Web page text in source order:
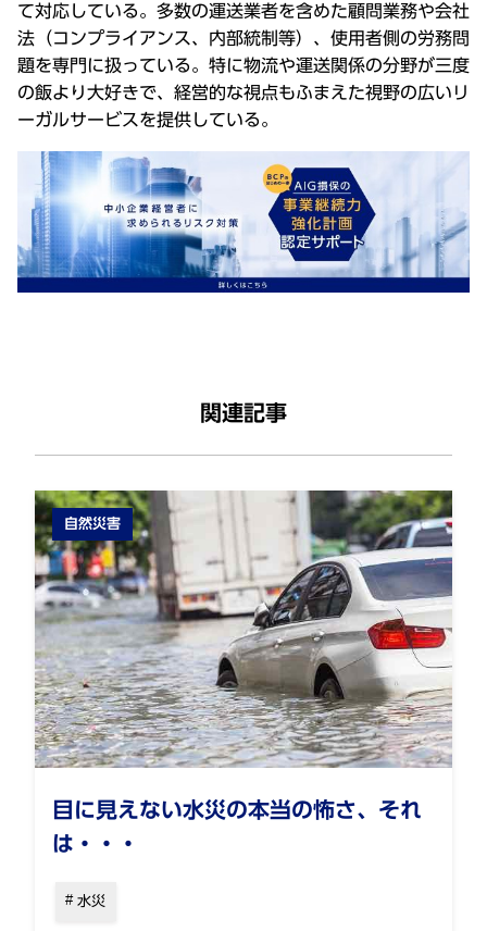
て対応している。多数の運送業者を含めた顧問業務や会社
法（コンプライアンス、内部統制等）、使用者側の労務問
題を専門に扱っている。特に物流や運送関係の分野が三度
の飯より大好きで、経営的な視点もふまえた視野の広いリ
ーガルサービスを提供している。
関連記事
自然災害
目に見えない水災の本当の怖さ、それ
は・・・
水災